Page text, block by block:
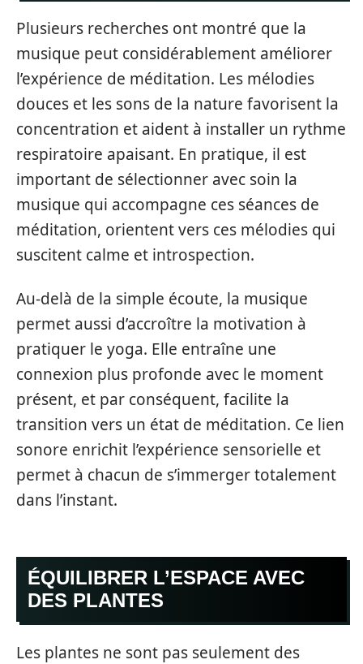
Plusieurs recherches ont montré que la
musique peut considérablement améliorer
l’expérience de méditation. Les mélodies
douces et les sons de la nature favorisent la
concentration et aident à installer un rythme
respiratoire apaisant. En pratique, il est
important de sélectionner avec soin la
musique qui accompagne ces séances de
méditation, orientent vers ces mélodies qui
suscitent calme et introspection.
Au-delà de la simple écoute, la musique
permet aussi d’accroître la motivation à
pratiquer le yoga. Elle entraîne une
connexion plus profonde avec le moment
présent, et par conséquent, facilite la
transition vers un état de méditation. Ce lien
sonore enrichit l’expérience sensorielle et
permet à chacun de s’immerger totalement
dans l’instant.
ÉQUILIBRER L’ESPACE AVEC
DES PLANTES
Les plantes ne sont pas seulement des